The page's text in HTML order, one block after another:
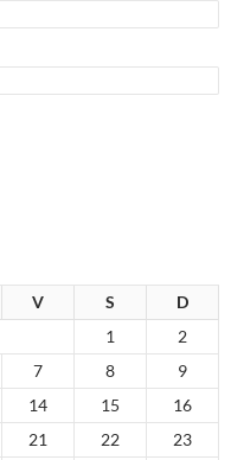
V S
D
1
2
7 8
9
14 15
16
21 22
23